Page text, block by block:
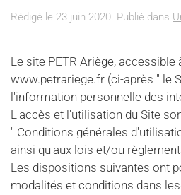
Rédigé le 23 juin 2020. Publié dans
Le site PETR Ariège, accessible
www.petrariege.fr (ci-après " le
l'information personnelle des
L'accès et l'utilisation du Site
" Conditions générales
ainsi qu'aux lois et/ou
Les dispositions suivantes ont
modalités et conditions dans